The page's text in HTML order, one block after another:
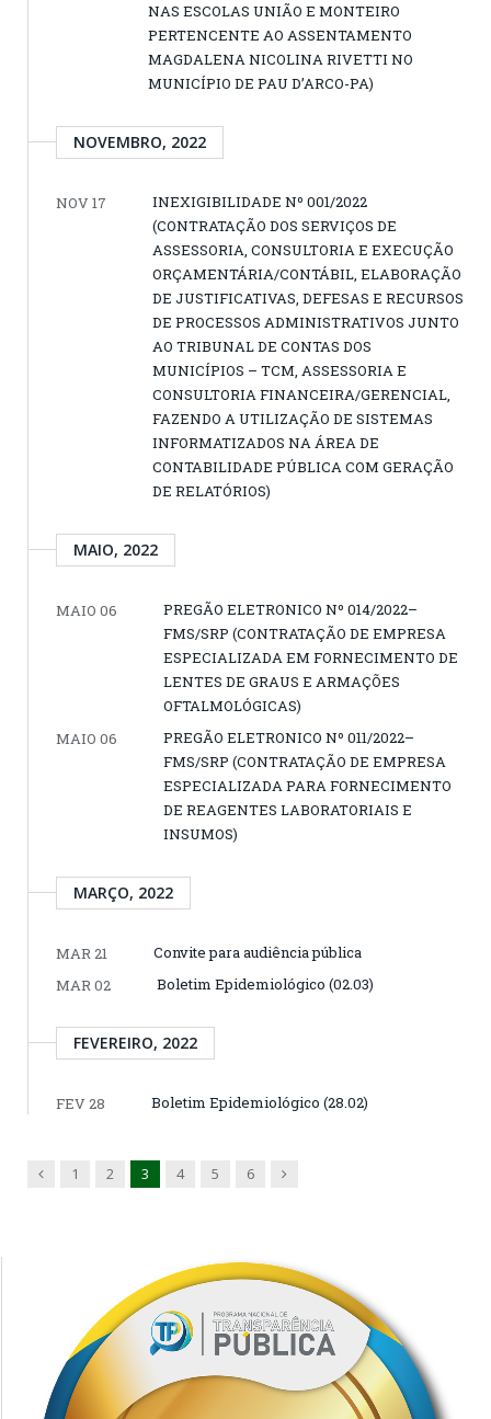
NAS ESCOLAS UNIÃO E MONTEIRO
PERTENCENTE AO ASSENTAMENTO
MAGDALENA NICOLINA RIVETTI NO
MUNICÍPIO DE PAU D’ARCO-PA)
NOVEMBRO, 2022
NOV 17
INEXIGIBILIDADE Nº 001/2022
(CONTRATAÇÃO DOS SERVIÇOS DE
ASSESSORIA, CONSULTORIA E EXECUÇÃO
ORÇAMENTÁRIA/CONTÁBIL, ELABORAÇÃO
DE JUSTIFICATIVAS, DEFESAS E RECURSOS
DE PROCESSOS ADMINISTRATIVOS JUNTO
AO TRIBUNAL DE CONTAS DOS
MUNICÍPIOS – TCM, ASSESSORIA E
CONSULTORIA FINANCEIRA/GERENCIAL,
FAZENDO A UTILIZAÇÃO DE SISTEMAS
INFORMATIZADOS NA ÁREA DE
CONTABILIDADE PÚBLICA COM GERAÇÃO
DE RELATÓRIOS)
MAIO, 2022
MAIO 06
PREGÃO ELETRONICO Nº 014/2022–
FMS/SRP (CONTRATAÇÃO DE EMPRESA
ESPECIALIZADA EM FORNECIMENTO DE
LENTES DE GRAUS E ARMAÇÕES
OFTALMOLÓGICAS)
MAIO 06
PREGÃO ELETRONICO Nº 011/2022–
FMS/SRP (CONTRATAÇÃO DE EMPRESA
ESPECIALIZADA PARA FORNECIMENTO
DE REAGENTES LABORATORIAIS E
INSUMOS)
MARÇO, 2022
MAR 21
Convite para audiência pública
MAR 02
Boletim Epidemiológico (02.03)
FEVEREIRO, 2022
FEV 28 Boletim Epidemiológico (28.02)
Previous
1 2 3 4 5 6 Next